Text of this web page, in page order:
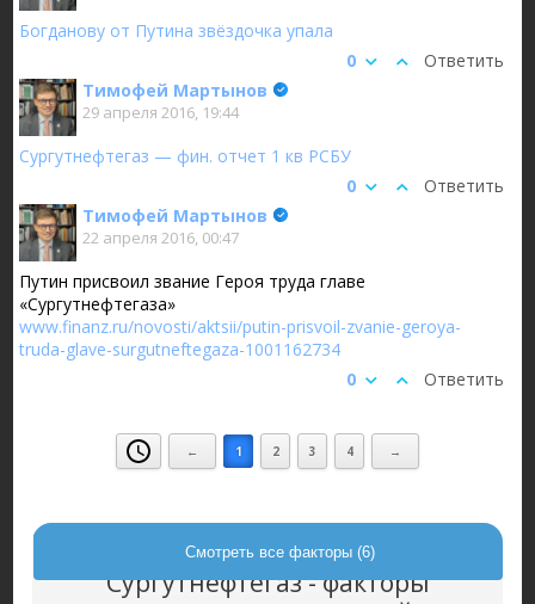
Богданову от Путина звёздочка упала
Ответить
0
Тимофей Мартынов
29 апреля 2016, 19:44
Сургутнефтегаз — фин. отчет 1 кв РСБУ
Ответить
0
Тимофей Мартынов
22 апреля 2016, 00:47
Путин присвоил звание Героя труда главе
«Сургутнефтегаза»
www.finanz.ru/novosti/aktsii/putin-prisvoil-zvanie-geroya-
truda-glave-surgutneftegaza-1001162734
Ответить
0
← 1 2 3 4 →
Сургутнефтегаз - факторы
Смотреть все факторы (6)